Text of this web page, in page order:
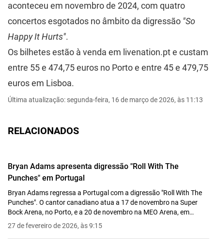
aconteceu em novembro de 2024, com quatro
concertos esgotados no âmbito da digressão "So
Happy It Hurts".
Os bilhetes estão à venda em livenation.pte custam
entre 55 e 474,75 euros no Porto e entre 45 e 479,75
euros em Lisboa.
Última atualização: segunda-feira, 16 de março de 2026, às 11:13
RELACIONADOS
Bryan Adams apresenta digressão "Roll With The
Punches" em Portugal
Bryan Adams regressa a Portugal com a digressão "Roll With The
Punches". O cantor canadiano atua a 17 de novembro na Super
Bock Arena, no Porto, e a 20 de novembro na MEO Arena, em
Lisboa.
27 de fevereiro de 2026, às 9:15